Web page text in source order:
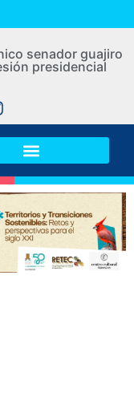
senador guajiro
presidencial